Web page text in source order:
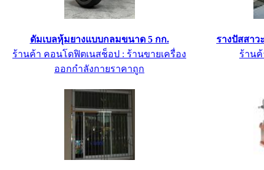
ดัมเบลหุ้มยางแบบกลมขนาด 5 กก.
ร้านค้า คอนโดฟิตเนสช็อป : ร้านขายเครื่อง
ออกกำลังกายราคาถูก
รางปัสสาว
ร้านค้